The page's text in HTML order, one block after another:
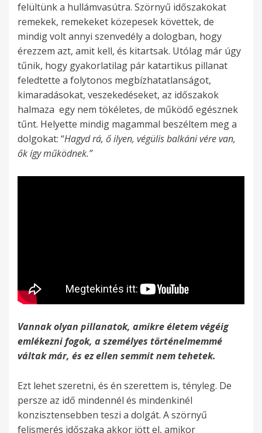
felültünk a hullámvasútra. Szörnyű időszakokat
remekek, remekeket közepesek követtek, de
mindig volt annyi szenvedély a dologban, hogy
érezzem azt, amit kell, és kitartsak. Utólag már úgy
tűnik, hogy gyakorlatilag pár katartikus pillanat
feledtette a folytonos megbízhatatlanságot,
kimaradásokat, veszekedéseket, az időszakok
halmaza egy nem tökéletes, de működő egésznek
tűnt. Helyette mindig magammal beszéltem meg a
dolgokat: “Hagyd rá, ő ilyen, végülis balkáni vére van,
ők így működnek.”
Vannak olyan pillanatok, amikre életem végéig
emlékezni fogok, a személyes történelmemmé
váltak már, és ez ellen semmit nem tehetek.
Ezt lehet szeretni, és én szerettem is, tényleg. De
persze az idő mindennél és mindenkinél
konzisztensebben teszi a dolgát. A szörnyű
felismerés időszaka akkor jött el, amikor